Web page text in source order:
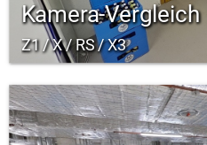
Kamera-Vergleich
Z1 / X / RS / X3